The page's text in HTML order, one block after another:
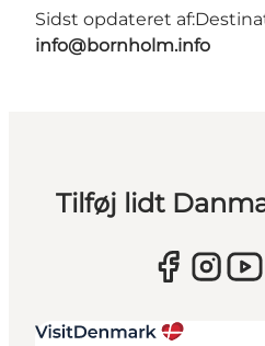
Sidst opdateret af:
info@bornholm.info
Tilføj lidt